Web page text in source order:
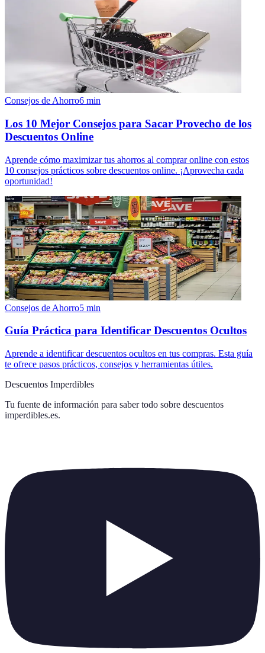
Consejos de Ahorro6 min
Los 10 Mejor Consejos para Sacar Provecho de los
Descuentos Online
Aprende cómo maximizar tus ahorros al comprar online con estos
10 consejos prácticos sobre descuentos online. ¡Aprovecha cada
oportunidad!
Consejos de Ahorro5 min
Guía Práctica para Identificar Descuentos Ocultos
Aprende a identificar descuentos ocultos en tus compras. Esta guía
te ofrece pasos prácticos, consejos y herramientas útiles.
Descuentos Imperdibles
Tu fuente de información para saber todo sobre descuentos
imperdibles.es.